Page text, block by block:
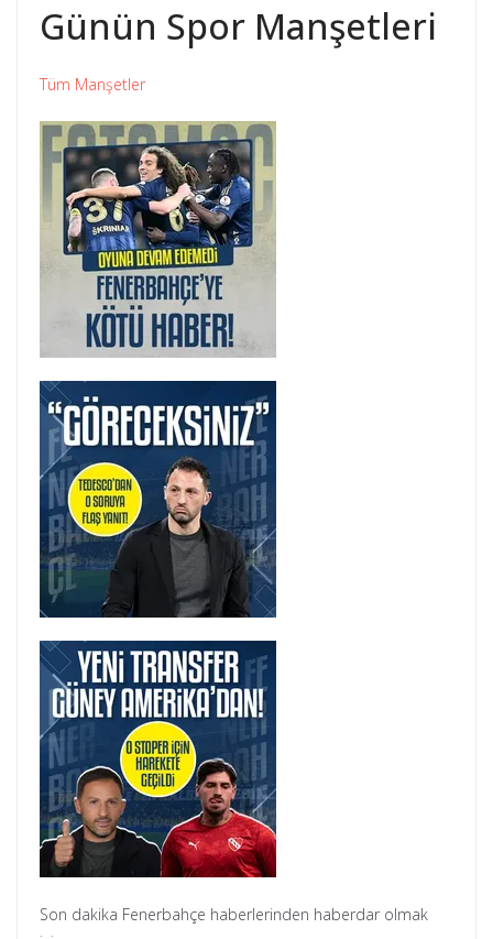
Günün Spor Manşetleri
Tüm Manşetler
Son dakika Fenerbahçe haberlerinden haberdar olmak